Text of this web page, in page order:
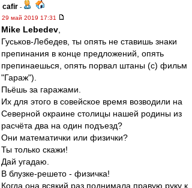
cafir -
29 май 2019 17:31
Mike Lebedev
Гуськов-Лебедев, ты опять не ставишь знаки
препинания в конце предложений, опять
препинаешься, опять порвал штаны (с) фильм
"Гараж").
Пьёшь за гаражами.
Их для этого в совейское время возводили на
Северной окраине столицы нашей родины из
расчёта два на один подъезд?
Они математички или физички?
Ты только скажи!
Дай угадаю.
В блузке-решето - физичка!
Когда она всякий раз поднимала правую руку к